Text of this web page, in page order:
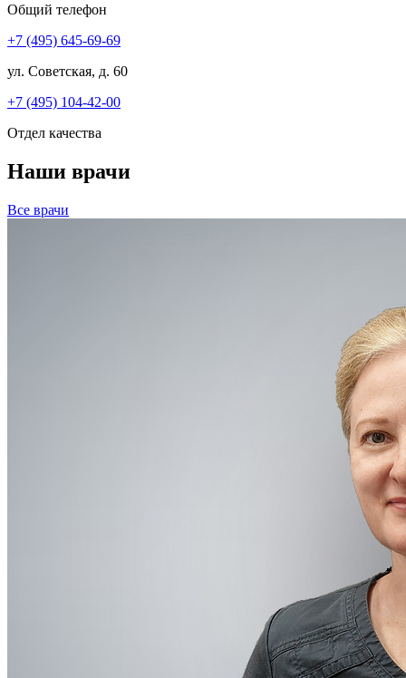
Общий телефон
+7 (495) 645-69-69
ул. Советская, д. 60
+7 (495) 104-42-00
Отдел качества
Наши врачи
Все врачи